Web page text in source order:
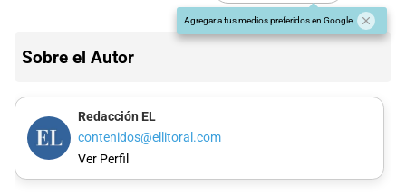
Agregar a tus medios preferidos en Google
Sobre el Autor
Redacción EL
contenidos@ellitoral.com
Ver Perfil